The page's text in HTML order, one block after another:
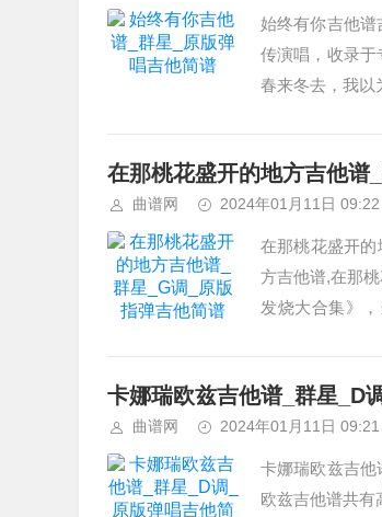
始终有你吉他谱
传演唱，收录于
春来冬去，我以
在那桃花盛开的地方吉他谱
曲谱网 2024年01月11日 09:22
在那桃花盛开
方吉他谱,在那
发烧大合集》
卡娜瑞欧兹吉他谱_群星_D
曲谱网 2024年01月11日 09:21
卡娜瑞欧兹吉他
欧兹吉他谱共有